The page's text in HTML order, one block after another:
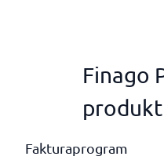
Finago
Fakturaprogram